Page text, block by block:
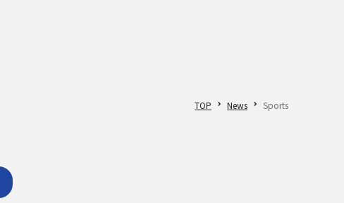
TOP News Sports